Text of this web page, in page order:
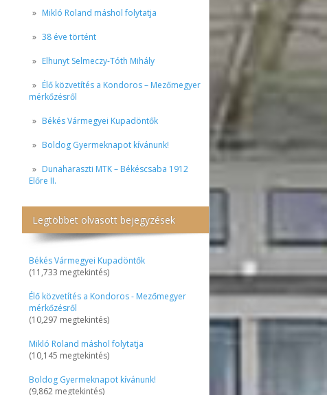
Mikló Roland máshol folytatja
38 éve történt
Elhunyt Selmeczy-Tóth Mihály
Élő közvetítés a Kondoros – Mezőmegyer
mérkőzésről
Békés Vármegyei Kupadöntők
Boldog Gyermeknapot kívánunk!
Dunaharaszti MTK – Békéscsaba 1912
Előre II.
Legtöbbet olvasott bejegyzések
Békés Vármegyei Kupadöntők
(11,733 megtekintés)
Élő közvetítés a Kondoros - Mezőmegyer
mérkőzésről
(10,297 megtekintés)
Mikló Roland máshol folytatja
(10,145 megtekintés)
Boldog Gyermeknapot kívánunk!
(9,862 megtekintés)